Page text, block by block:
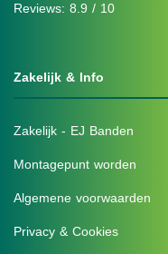
Reviews: 8.9 / 10
Zakelijk & Info
Zakelijk - EJ Banden
Montagepunt worden
Algemene voorwaarden
Privacy & Cookies